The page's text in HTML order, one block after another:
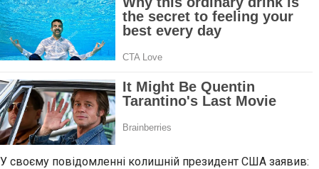
У своєму повідомленні колишній президент США заявив: